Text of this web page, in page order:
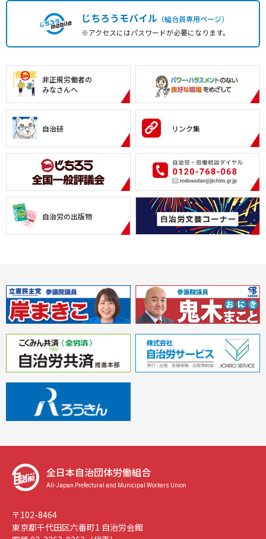
じちろうモバイル（組合員専用ページ）
※アクセスにはパスワードが必要になります。
非正規労働者の
みなさんへ
自治研 リンク集
自治労の出版物
全日本自治団体労働組合
All-Japan Prefectural and Municipal Workers Union
〒102-8464
東京都千代田区六番町1 自治労会館